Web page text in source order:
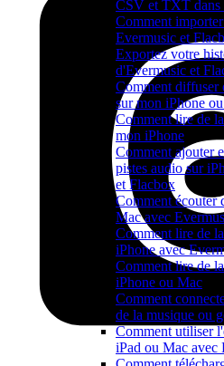
CSV et TXT dans
Comment
Evermusic et
Exportez votre
d'Evermusic et
Comment diffuser
sur mon iPhone
Comment lire de
mon iPhone
Comment ajouter
pistes audio sur
et Flacbox
Comment écouter
Mac avec
Comment lire de
iPhone avec
Comment lire de
iPhone ou Mac
Comment
de la musique ou
Comment utiliser
iPad ou Mac avec